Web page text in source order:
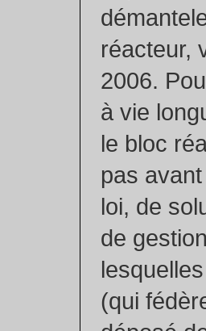
réacteur,
2006.
à vie
le bloc
pas
loi, de
de
(qui